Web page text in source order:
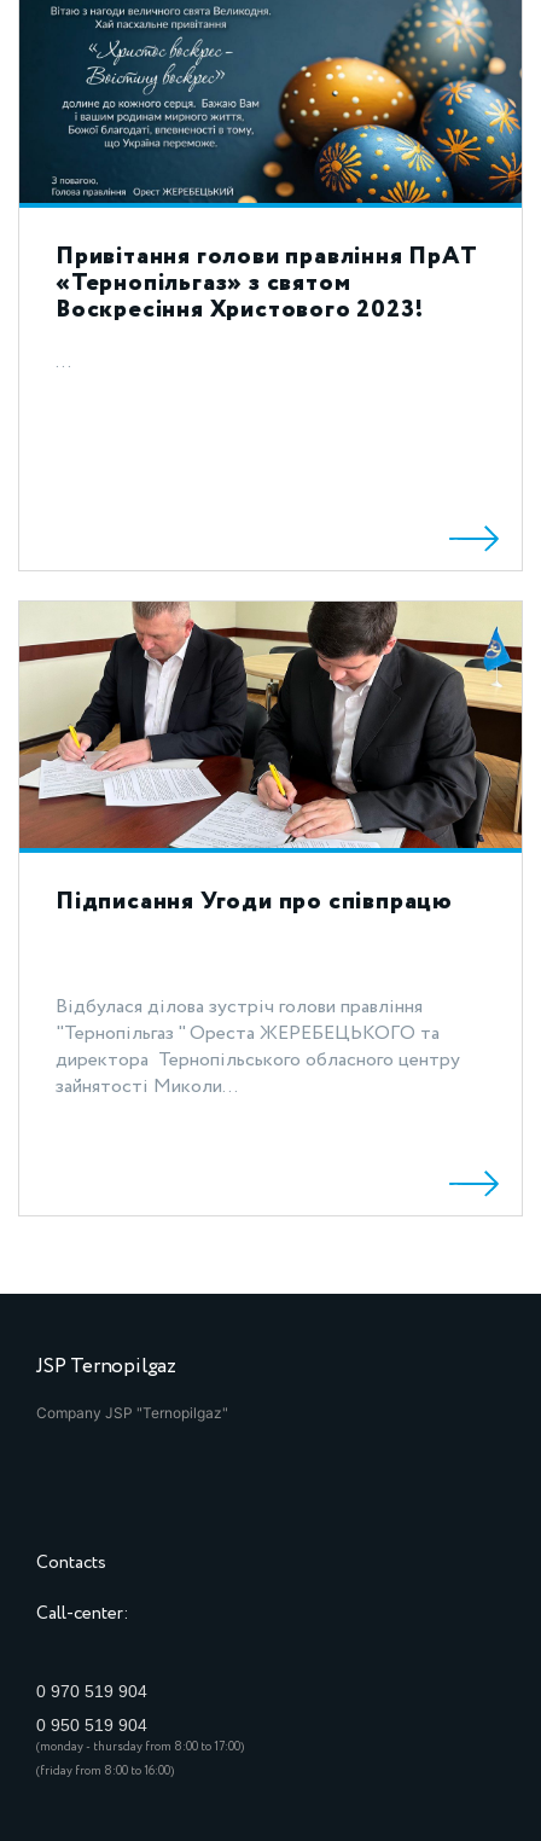
Привітання голови правління ПрАТ
«Тернопільгаз» з святом
Воскресіння Христового 2023!
...
Підписання Угоди про співпрацю
Відбулася ділова зустріч голови правління
"Тернопільгаз " Ореста ЖЕРЕБЕЦЬКОГО та
директора Тернопільського обласного центру
зайнятості Миколи...
JSP Ternopilgaz
Company JSP "Ternopilgaz"
Contacts
Call-center:
0 970 519 904
0 950 519 904
(monday - thursday from 8:00 to 17:00)
(friday from 8:00 to 16:00)